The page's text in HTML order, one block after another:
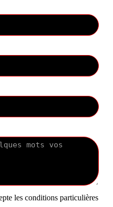
les conditions particulières